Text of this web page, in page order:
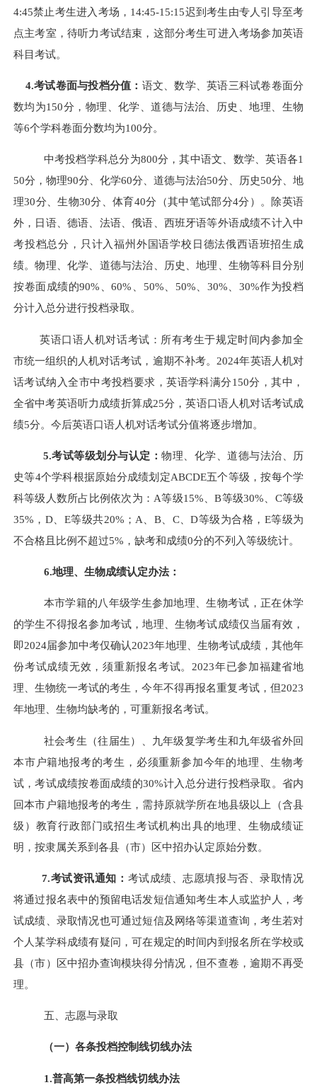
4:45禁止考生进入考场，14:45-15:15迟到考生由专人引导至考
点主考室，待听力考试结束，这部分考生可进入考场参加英语
科目考试。
4.考试卷面与投档分值： 语文、数学、英语三科试卷卷面分
数均为150分，物理、化学、道德与法治、历史、地理、生物
等6个学科卷面分数均为100分。
中考投档学科总分为800分，其中语文、数学、英语各1
50分，物理90分、化学60分、道德与法治50分、历史50分、地
理30分、生物30分、体育40分（其中笔试部分4分）。除英语
外，日语、德语、法语、俄语、西班牙语等外语成绩不计入中
考投档总分，只计入福州外国语学校日德法俄西语班招生成
绩。物理、化学、道德与法治、历史、地理、生物等科目分别
按卷面成绩的90%、60%、50%、50%、30%、30%作为投档
分计入总分进行投档录取。
英语口语人机对话考试：所有考生于规定时间内参加全
市统一组织的人机对话考试，逾期不补考。 2024年英语人机对
话考试纳入全市中考投档要求，英语学科满分150分，其中，
全省中考英语听力 成绩折算成25分，英语口语人机对话考试成
绩5分。 今后英语口语人机对话考试分值将逐步增加。
5.考试等级划分与认定：物理、化学、道德与法治、历
史等4个学科根据原始分成绩划定ABCDE五个等级，按每个学
科等级人数所占比例依次为：A等级15%、B等级30%、C等级
35%，D、E等级共20%；A、B、C、D等级为合格，E等级为
不合格且比例不超过5%，缺考和成绩0分的不列入等级统计。
6.地理、生物成绩认定办法：
本市学籍的八年级学生参加地理、生物考试，正在休学
的学生不得报名参加考试，地理、生物考试成绩仅当届有效，
即2024届参加中考仅确认2023年地理、生物考试成绩，其他年
份考试成绩无效，须重新报名考试。2023年已参加福建省地
理、生物统一考试的考生，今年不得再报名重复考试，但2023
年地理、生物均缺考的，可重新报名考试。
社会考生（往届生）、九年级复学考生和九年级省外回
本市户籍地报考的考生，必须重新参加今年的地理、生物考
试，考试成绩按卷面成绩的30%计入总分进行投档录取。省内
回本市户籍地报考的考生，需持原就学所在地县级以上（含县
级）教育行政部门或招生考试机构出具的地理、生物成绩证
明，按隶属关系到各县（市）区中招办认定原始分数。
7.考试资讯通知： 考试成绩、志愿填报与否、录取情况
将通过报名表中的预留电话发短信通知考生本人或监护人，考
试成绩、录取情况也可通过短信及网络等渠道查询，考生若对
个人某学科成绩有疑问，可在规定的时间内到报名所在学校或
县（市）区中招办查询模块得分情况，但不查卷 ，逾期不再受
理。
五、志愿与录取
（一）各条投档控制线切线办法
1.普高第一条投档线切线办法